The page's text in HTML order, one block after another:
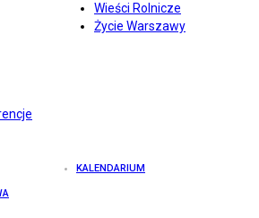
Wieści Rolnicze
Życie Warszawy
KALENDARIUM